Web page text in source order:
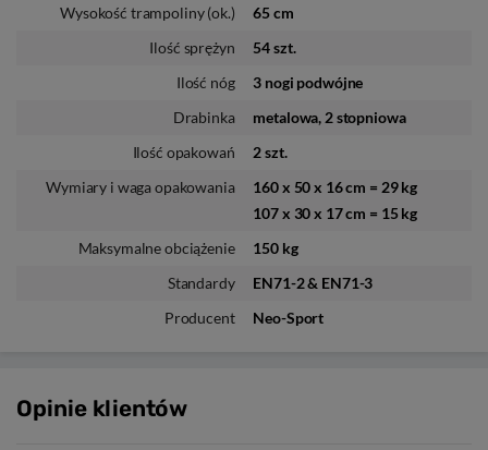
Wysokość trampoliny (ok.)
65 cm
Ilość sprężyn
54 szt.
Ilość nóg
3 nogi podwójne
Drabinka
metalowa, 2 stopniowa
Ilość opakowań
2 szt.
Wymiary i waga opakowania
160 x 50 x 16 cm = 29 kg
107 x 30 x 17 cm = 15 kg
Maksymalne obciążenie
150 kg
Standardy
EN71-2 & EN71-3
Producent
Neo-Sport
Opinie klientów